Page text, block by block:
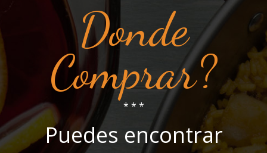
Donde
Comprar?
* * *
Puedes encontrar